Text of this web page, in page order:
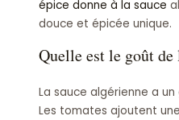
épice donne à la sauce
douce et épicée unique.
Quelle est le goût de
La sauce algérienne a
Les tomates ajoutent